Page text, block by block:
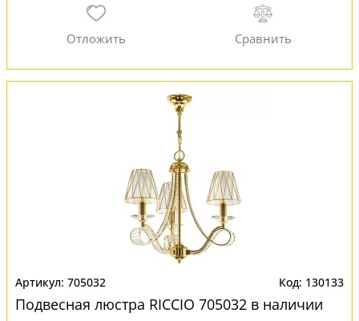
705032 130133
Подвесная люстра RICCIO 705032 в наличии